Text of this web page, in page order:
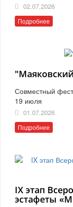
02.07.2026
Подробнее
Совместный
19 июля
01.07.2026
Подробнее
IX этап
эстафеты